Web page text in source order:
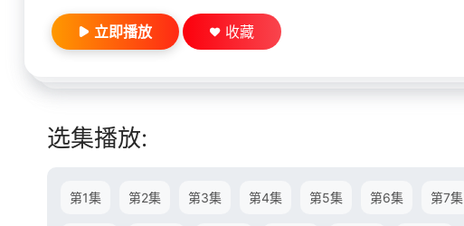
立即播放 收藏
选集播放:
第1集 第2集 第3集 第4集 第5集 第6集 第7集